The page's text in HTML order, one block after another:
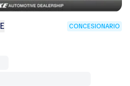
CONCESIONARIO